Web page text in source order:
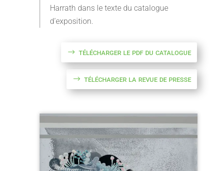
Harrath dans le texte du catalogue
d’exposition.
télécharger le pdf du catalogue
télécharger la revue de presse